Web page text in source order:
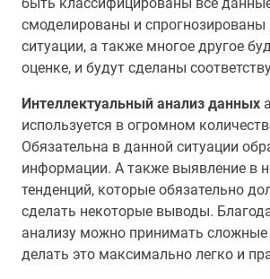
смоделированы и спрогнозированы
ситуации, а также многое другое
оценке, и будут сделаны
Интеллектуальный анализ данных
используется в огромном
Обязательна в данной ситуации
информации. А также выявление в
тенденций, которые обязательно
сделать некоторые выводы.
анализу можно принимать
делать это максимально легко и